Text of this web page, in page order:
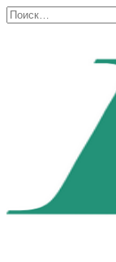
Перейти
к
Search
for: